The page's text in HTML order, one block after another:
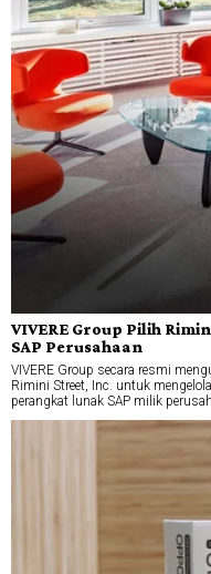
VIVERE Group Pilih
SAP Perusahaan
VIVERE Group secara resmi
Rimini Street, Inc. untuk
perangkat lunak SAP milik